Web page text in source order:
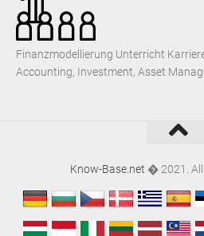
Finanzmodellierung Unterricht
Accounting, Investment, Asset
� 2021. All